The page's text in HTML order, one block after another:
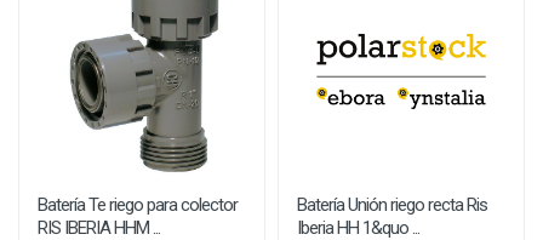
Batería Te riego para colector
RIS IBERIA HHM ...
Batería Unión riego recta Ris
Iberia HH 1&quo ...